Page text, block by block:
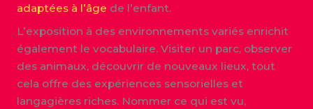
adaptées à l’âge de l’enfant.
L’exposition à des environnements variés enrichit
également le vocabulaire. Visiter un parc, observer
des animaux, découvrir de nouveaux lieux, tout
cela offre des expériences sensorielles et
langagières riches. Nommer ce qui est vu,